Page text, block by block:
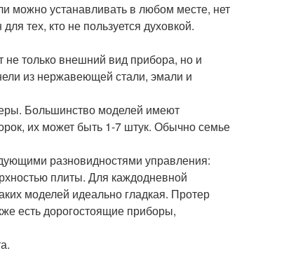
можно устанавливать в любом месте, нет
тех, кто не пользуется духовкой.
только внешний вид прибора, но и
из нержавеющей стали, эмали и
Большинство моделей имеют
их может быть 1-7 штук. Обычно семье
разновидностями управления:
плиты. Для каждодневной
моделей идеально гладкая. Протер
есть дорогостоящие приборы,